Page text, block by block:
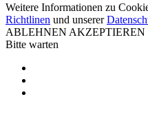
Weitere Informationen zu
Richtlinen und unserer
ABLEHNEN AKZEPTIEREN
Bitte warten